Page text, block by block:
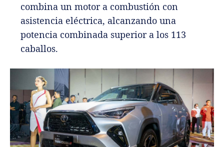
combina un motor a combustión con
asistencia eléctrica, alcanzando una
potencia combinada superior a los 113
caballos.